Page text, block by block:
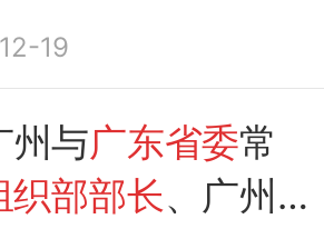
19
州与广东省委常
织部部长、广州市